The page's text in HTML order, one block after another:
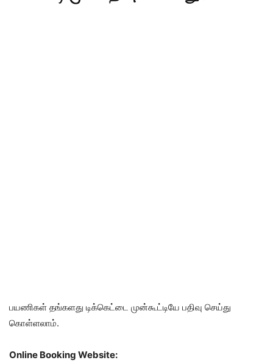
பயணிகள் தங்களது டிக்கெட்டை முன்கூட்டியே பதிவு செய்து
கொள்ளலாம்.
Online Booking Website: